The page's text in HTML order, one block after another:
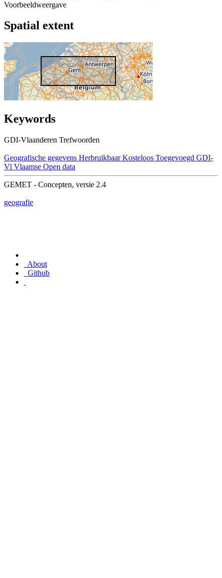
Voorbeeldweergave
Spatial extent
Keywords
GDI-Vlaanderen Trefwoorden
Geografische gegevens Herbruikbaar Kosteloos Toegevoegd GDI-
Vl Vlaamse Open data
GEMET - Concepten, versie 2.4
geografie
About
Github